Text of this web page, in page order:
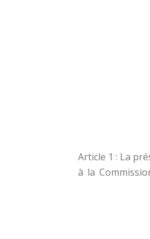
Article 1 : La
à la